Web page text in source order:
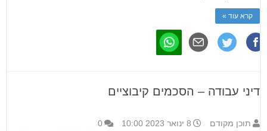
קרא עוד »
דיני עבודה – הסכמים קיבוציים
תוכן מקודם 8 ינואר 2023 10:00 0